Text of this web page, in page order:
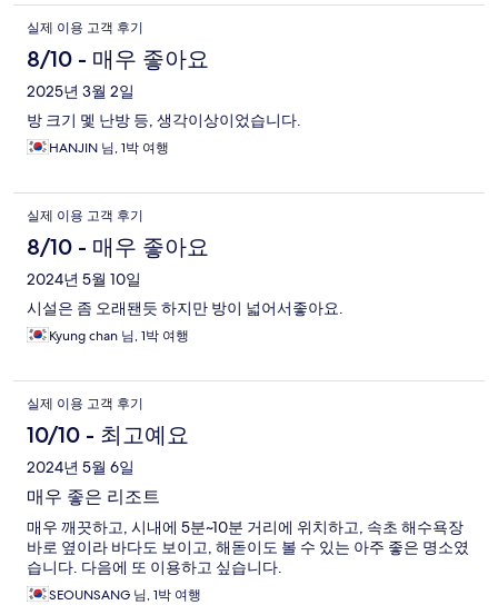
실제 이용 고객 후기
8/10 - 매우 좋아요
2025년 3월 2일
방 크기 멫 난방 등, 생각이상이었습니다.
HANJIN 님, 1박 여행
실제 이용 고객 후기
8/10 - 매우 좋아요
2024년 5월 10일
시설은 좀 오래됀듯 하지만 방이 넓어서좋아요.
Kyung chan 님, 1박 여행
실제 이용 고객 후기
10/10 - 최고예요
2024년 5월 6일
매우 좋은 리조트
매우 깨끗하고, 시내에 5분~10분 거리에 위치하고, 속초 해수욕장
바로 옆이라 바다도 보이고, 해돋이도 볼 수 있는 아주 좋은 명소였
습니다. 다음에 또 이용하고 싶습니다.
SEOUNSANG 님, 1박 여행